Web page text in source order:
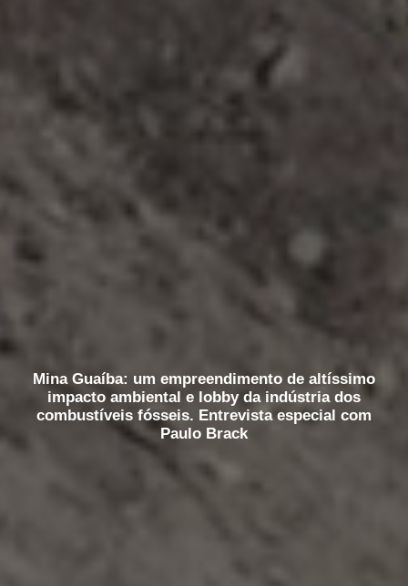
Mina Guaíba: um empreendimento de altíssimo
impacto ambiental e lobby da indústria dos
combustíveis fósseis. Entrevista especial com
Paulo Brack